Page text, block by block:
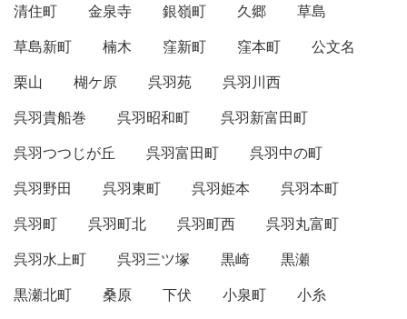
清住町
金泉寺 銀嶺町 久郷
草島
草島新町
楠木 窪新町 窪本町
公文名
栗山
楜ケ原 呉羽苑
呉羽川西
呉羽貴船巻
呉羽昭和町
呉羽新富田町
呉羽つつじが丘
呉羽富田町
呉羽中の町
呉羽野田
呉羽東町 呉羽姫本
呉羽本町
呉羽町
呉羽町北 呉羽町西
呉羽丸富町
呉羽水上町
呉羽三ツ塚 黒崎
黒瀬
黒瀬北町
桑原 下伏 小泉町
小糸